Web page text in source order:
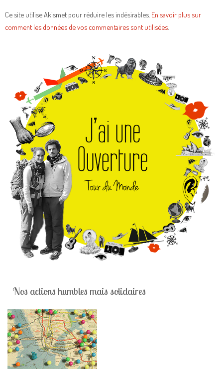
Ce site utilise Akismet pour réduire les indésirables. En savoir plus sur
comment les données de vos commentaires sont utilisées
Nos actions humbles mais solidaires